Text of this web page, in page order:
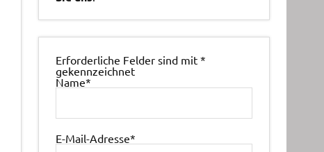
Erforderliche Felder sind mit*
gekennzeichnet
Name*
E-Mail-Adresse*